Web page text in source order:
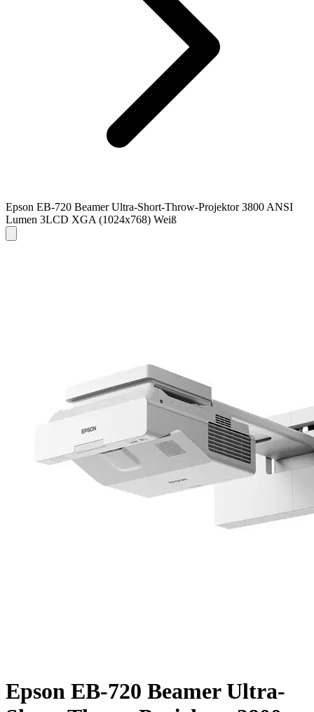
Epson EB-720 Beamer Ultra-Short-Throw-Projektor 3800 ANSI
Lumen 3LCD XGA (1024x768) Weiß
Epson EB-720 Beamer Ultra-